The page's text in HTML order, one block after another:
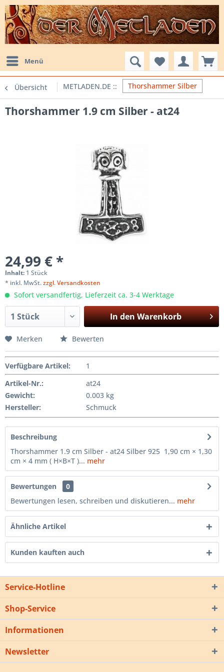
Menü
Übersicht Thorshammer Silber
Thorshammer 1.9 cm Silber - at24
24,99 € *
Inhalt: 1 Stück
* inkl. MwSt.zzgl. Versandkosten
Sofort versandfertig, Lieferzeit ca. 3-4 Werktage
In denWarenkorb
Merken Bewerten
Verfügbare Artikel:
1
Artikel-Nr.:
at24
Gewicht:
0.003 kg
Hersteller: Schmuck
Beschreibung
Thorshammer 1.9 cm Silber - at24 Silber 925 1,90 cm × 1,30
cm × 4 mm ( H×B×T )... mehr
Bewertungen
0
Bewertungen lesen, schreiben und diskutieren... mehr
Ähnliche Artikel
Kunden kauften auch
Service-Hotline
Shop-Service
Informationen
Newsletter